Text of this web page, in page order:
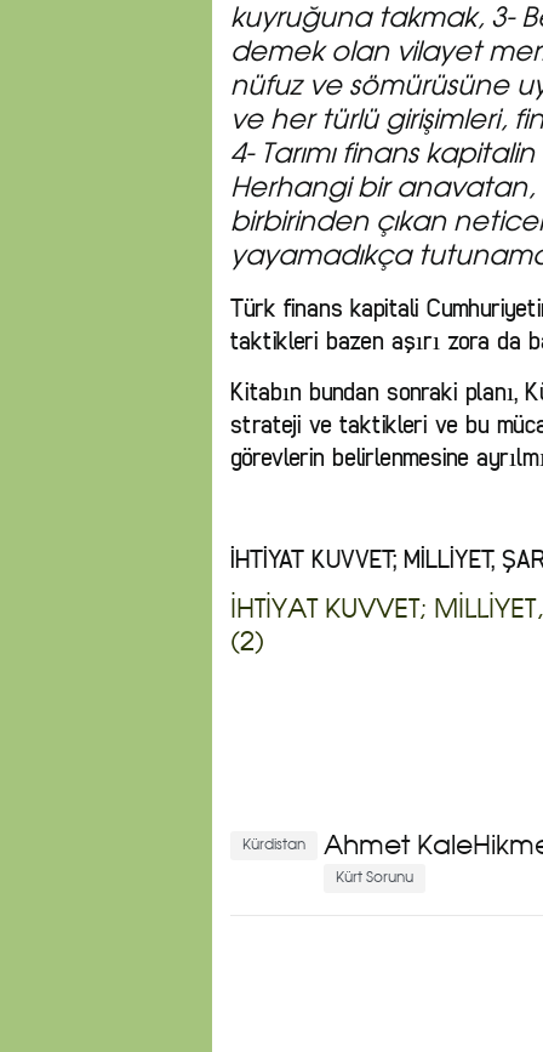
kuyruğuna takmak, 3-
demek olan vilayet
nüfuz ve sömürüsüne
ve her türlü girişimleri,
4- Tarımı finans
Herhangi bir
birbirinden çıkan
yayamadıkça
Türk finans kapitali
taktikleri bazen aşırı zora da
Kitabın bundan sonraki planı,
strateji ve taktikleri ve bu
görevlerin belirlenmesine
İHTİYAT KUVVET; MİLLİYET,
İHTİYAT KUVVET;
(2)
Ahmet KaleHikmet
Kürdistan
Kürt Sorunu